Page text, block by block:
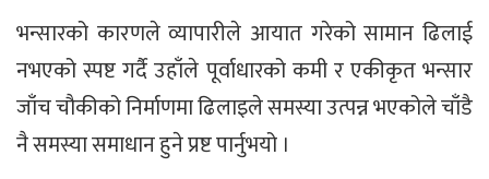
भन्सारको कारणले व्यापारीले आयात गरेको सामान ढिलाई
नभएको स्पष्ट गर्दै उहाँले पूर्वाधारको कमी र एकीकृत भन्सार
जाँच चौकीको निर्माणमा ढिलाइले समस्या उत्पन्न भएकोले चाँडै
नै समस्या समाधान हुने प्रष्ट पार्नुभयो ।